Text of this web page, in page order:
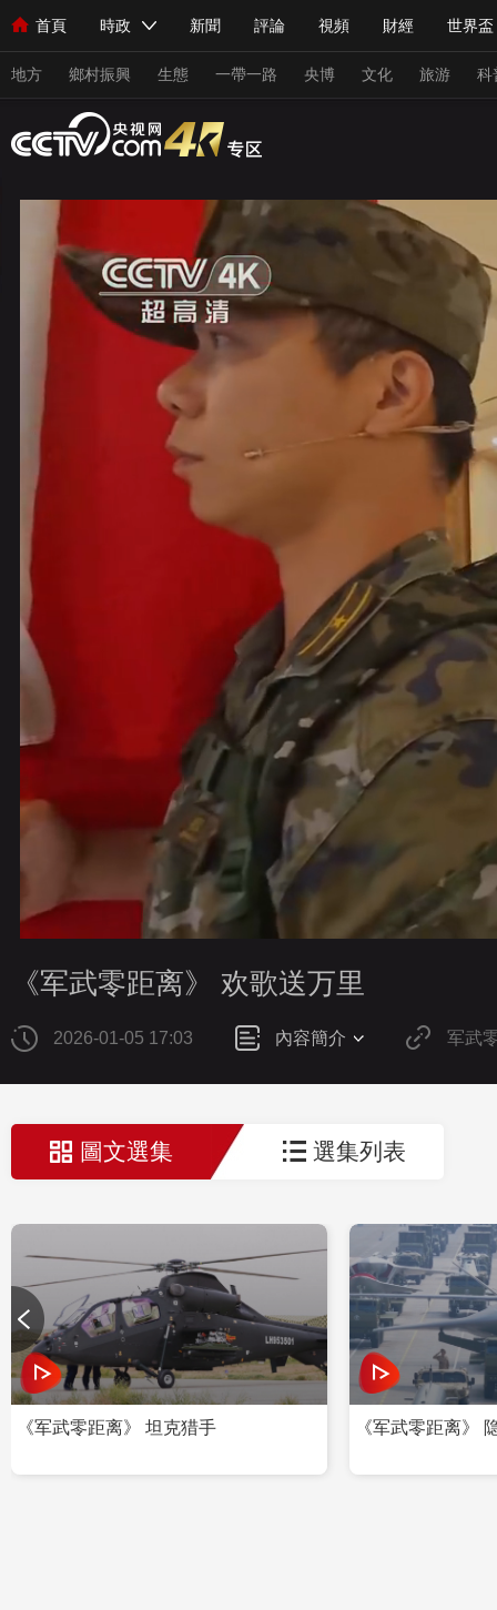
首頁 時政 新聞 評論 視頻 財經 世界盃
人民領袖習近平 聯播+ 中國領導人 央視快評 習式妙語
直播 欄目大全 節目單 聽音 微視頻 主持人
海外頻道 iPanda English Монгол
地方 鄉村振興 生態 一帶一路 央博 文化 旅游 科
總台春晚 網絡春晚 共産黨員網
新聞 國內 國際 評論
人民領袖習近平 聯播+ 熱解讀 習式妙
小央視頻 小央直播 直播中國 熊貓頻道
藍海中國 新兵請入列
2026年冬奧會
CCTV奧林匹克頻道 體育江湖
鄉村振興 一帶一路
雲頂對話 雲起
直播 節目單 欄目 收視
《军武零距离》 欢歌送万里
2026-01-05 17:03 內容簡介 军武
圖文選集 選集列表
《军武零距离》 坦克猎手 《军武零距离》